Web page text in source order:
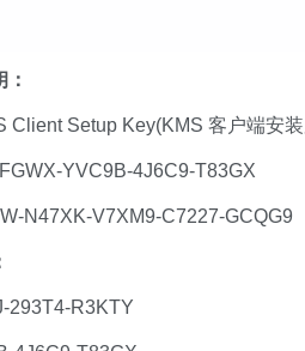
Client Setup Key(KMS 客户端安
YVC9B-4J6C9-T83GX
N47XK-V7XM9-C7227-GCQG9
293T4-R3KTY